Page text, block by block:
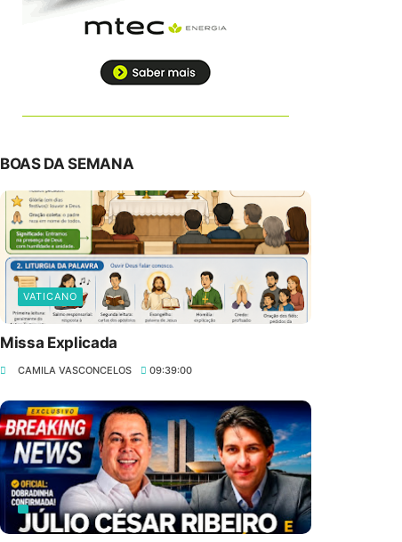
BOAS DA SEMANA
VATICANO
Missa Explicada
CAMILA VASCONCELOS 09:39:00